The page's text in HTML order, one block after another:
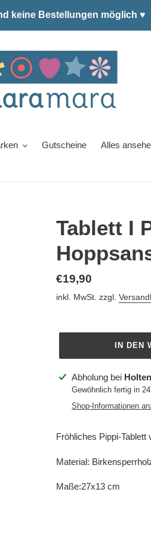
keine Bestellungen möglich ♥
Gutscheine Alles
Tablett I
Normaler
Preis
€19,90
inkl. MwSt. zzgl.
IN DEN
Produkt
zum
Abholung bei
Gewöhnlich fertig in
Shop-Informationen
Fröhliches Pippi-Tablett
Material:
Maße:27x13 cm